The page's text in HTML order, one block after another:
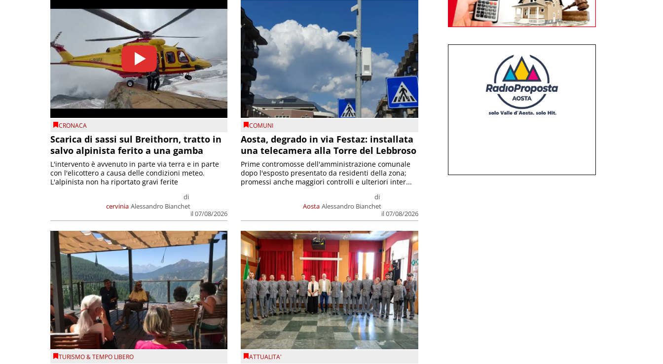
CRONACA
Scarica di sassi sul Breithorn, tratto in
salvo alpinista ferito a una gamba
cervinia
di
Alessandro Bianchet
il 07/08/2026
L'intervento è avvenuto in parte via terra e in parte
con l'elicottero a causa delle condizioni meteo.
L'alpinista non ha riportato gravi ferite
COMUNI
Aosta, degrado in via Festaz: installata
una telecamera alla Torre del Lebbroso
Aosta
di
Alessandro Bianchet
il 07/08/2026
Prime contromosse dell'amministrazione comunale
dopo l'esposto presentato da residenti della zona;
promessi anche maggiori controlli e ulteriori inter...
TURISMO & TEMPO LIBERO ATTUALITA'